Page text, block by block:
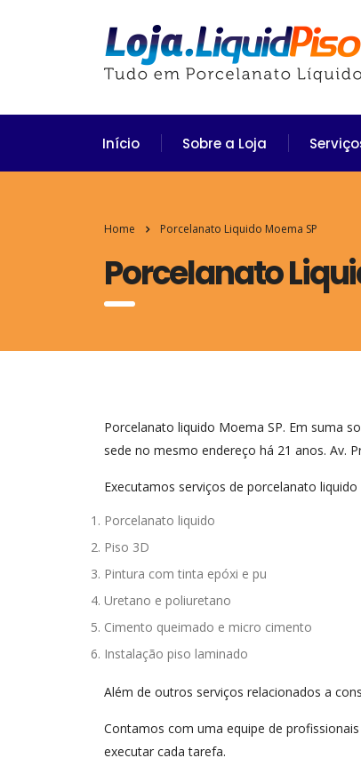
Início Sobre a Loja
Home Porcelanato Liquido Moema SP
Porcelanato
Porcelanato liquido Moema SP. Em suma
sede no mesmo endereço há 21 anos. Av.
Executamos serviços de porcelanato
Porcelanato liquido
Piso 3D
Pintura com tinta epóxi e pu
Uretano e poliuretano
Cimento queimado e micro cimento
Instalação piso laminado
Além de outros serviços relacionados a
Contamos com uma equipe de
executar cada tarefa.